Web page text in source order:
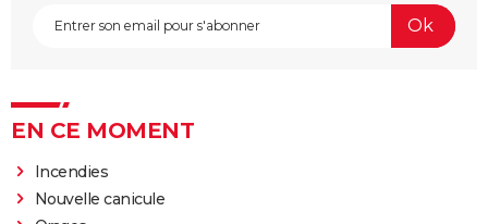
EN CE MOMENT
Incendies
Nouvelle canicule